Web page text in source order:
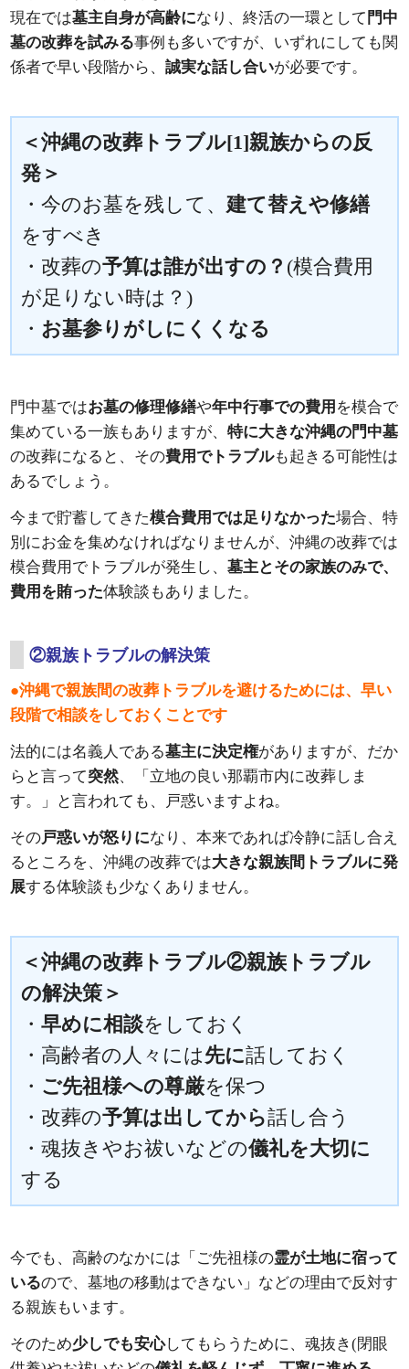
現在では墓主自身が高齢になり、終活の一環として 門中
墓の改葬を試みる事例も多いですが、いずれにしても関
係者で早い段階から、誠実な話し合いが必要です。
＜沖縄の改葬トラブル[1]親族からの反
発＞
・今のお墓を残して、建て替えや修繕
をすべき
・改葬の予算は誰が出すの？ (模合費用
が足りない時は？)
・ お墓参りがしにくくなる
門中墓ではお墓の修理修繕や年中行事での費用 を模合で
集めている一族もありますが、特に大きな沖縄の門中墓
の改葬になると、その費用でトラブルも起きる可能性は
あるでしょう。
今まで貯蓄してきた模合費用では足りなかった場合、特
別にお金を集めなければなりませんが、沖縄の改葬では
模合費用でトラブルが発生し、墓主とその家族のみで、
費用を賄った体験談もありました。
②親族トラブルの解決策
●沖縄で親族間の改葬トラブルを避けるためには、早い
段階で相談をしておくことです
法的には名義人である墓主に決定権がありますが、だか
らと言って突然、「立地の良い那覇市内に改葬しま
す。」と言われても、戸惑いますよね。
その戸惑いが怒りになり、本来であれば冷静に話し合え
るところを、沖縄の改葬では大きな親族間トラブルに発
展する体験談も少なくありません。
＜沖縄の改葬トラブル②親族トラブル
の解決策＞
・早めに相談をしておく
・高齢者の人々には先に話しておく
・ ご先祖様への尊厳を保つ
・改葬の予算は出してから話し合う
・魂抜きやお祓いなどの儀礼を大切に
する
今でも、高齢のなかには「ご先祖様の霊が土地に宿って
いるので、墓地の移動はできない」などの理由で反対す
る親族もいます。
そのため少しでも安心してもらうために、魂抜き(閉眼